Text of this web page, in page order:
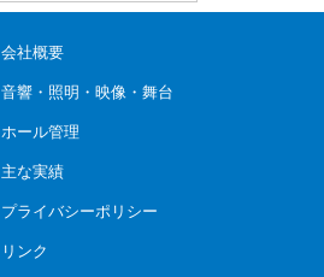
会社概要
音響・照明・映像・舞台
ホール管理
主な実績
プライバシーポリシー
リンク